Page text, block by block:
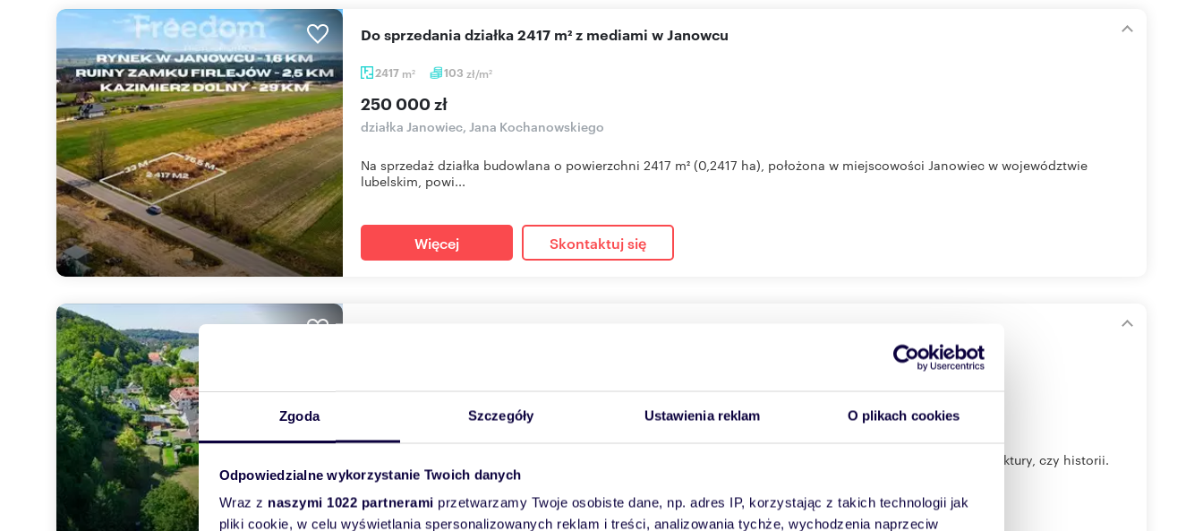
Zgoda Szczegóły Ustawienia reklam O plikach cookies
Odpowiedzialne wykorzystanie Twoich danych
Wraz z naszymi 1022 partnerami przetwarzamy Twoje osobiste dane, np. adres IP, korzystając z takich technologii jak
pliki cookie, w celu wyświetlania spersonalizowanych reklam i treści, analizowania tychże, wychodzenia naprzeciw
2417 m2 103 zł/m2
Do sprzedania działka 2417 m² z mediami w Janowcu
250 000 zł
działka Janowiec, Jana Kochanowskiego
Na sprzedaż działka budowlana o powierzchni 2417 m² (0,2417 ha), położona w miejscowości Janowiec w województwie
lubelskim, powi...
Więcej Skontaktuj się
działka Kazimierz Dolny, Puławska
LOKALIZACJAKazimierz Dolny, to miasteczko, które jest znane każdemu miłośnikowi kultury, sztuki, architektury, czy historii.
Poc...